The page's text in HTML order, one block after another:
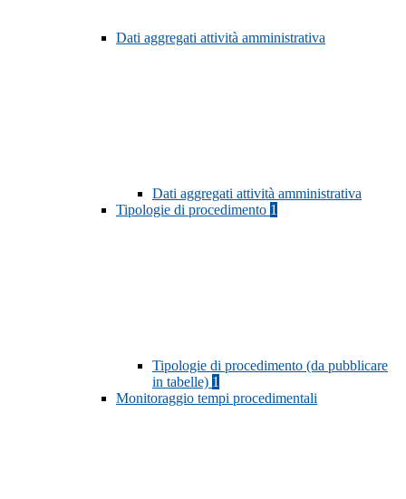
Dati aggregati attività amministrativa
Dati aggregati attività amministrativa
Tipologie di procedimento 1
Tipologie di procedimento (da pubblicare
in tabelle) 1
Monitoraggio tempi procedimentali